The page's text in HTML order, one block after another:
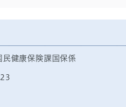
健康保険課国保係